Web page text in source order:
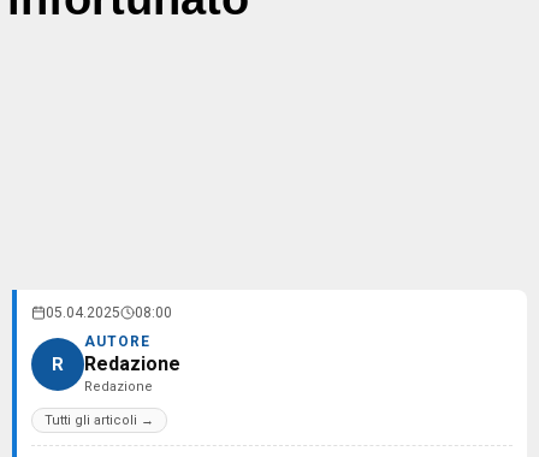
05.04.2025 08:00
R
AUTORE
Redazione
Redazione
Tutti gli articoli →